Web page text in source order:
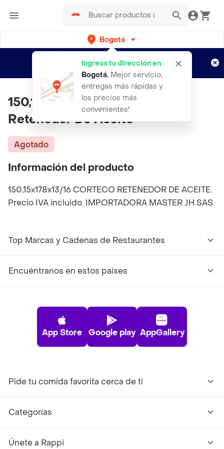
Bogotá
Ingresa tu dirección en
Bogotá. Mejor servicio,
entregas más rápidas y
los precios más
convenientes!
envíos gratis por semanas
Aplican TyC
150,15x178x13/16 Corteco
Retenedor De Aceite
Agotado
Información del producto
150,15x178x13/16 CORTECO RETENEDOR DE ACEITE.
Precio IVA incluido. IMPORTADORA MASTER JH SAS
Top Marcas y Cadenas de Restaurantes
Encuéntranos en estos países
App Store Google play AppGallery
Pide tu comida favorita cerca de ti
Categorías
Únete a Rappi